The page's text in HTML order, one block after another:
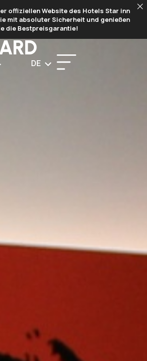
offiziellen Website des Hotels Star inn
mit absoluter Sicherheit und genießen
die Bestpreisgarantie!
DE
BUCHEN